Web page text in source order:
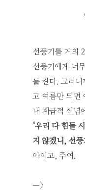
선풍기를 거의
선풍기에게 너
를 켠다. 그러니
고 여름만 되면
내 계급적 신념
‘우리 다 힘들
지 않겠니, 선풍
아이고, 주여.
—>